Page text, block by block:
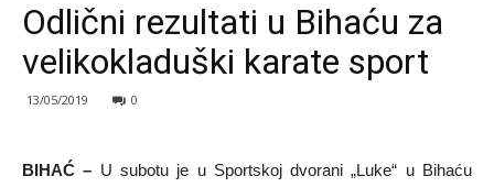
Odlični rezultati u Bihaću za
velikokladuški karate sport
13/05/2019 0
BIHAĆ – U subotu je u Sportskoj dvorani „Luke“ u Bihaću